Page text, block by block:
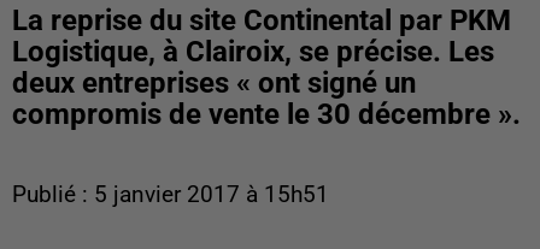
La reprise du site Continental par PKM
Logistique, à Clairoix, se précise. Les
deux entreprises « ont signé un
compromis de vente le 30 décembre ».
Publié : 5 janvier 2017 à 15h51